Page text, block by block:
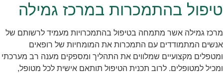
טיפול בהתמכרות במרכז גמילה
מרכז גמילה אשר מתמחה בטיפול בהתמכרויות מעמיד לרשותם של
אנשים המתמודדים עם התמכרות את המומחיות של רופאים
ומטפלים מקצועיים שמלווים את התהליך ומספקים מענה רב מערכתי
ומכיל למטופלים. לרוב תכנית הטיפול תותאם אישית לכל מטופל,